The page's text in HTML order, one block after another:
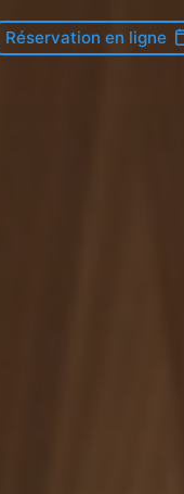
Réservation en ligne